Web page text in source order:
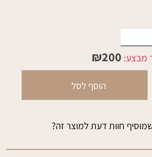
מבצע: ₪200
הוסף לסל
חוות דעת למוצר זה?